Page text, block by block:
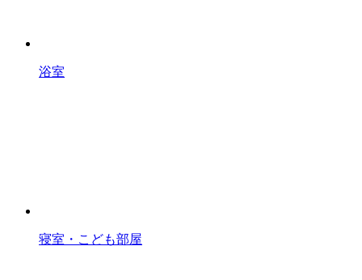
浴室
寝室・こども部屋